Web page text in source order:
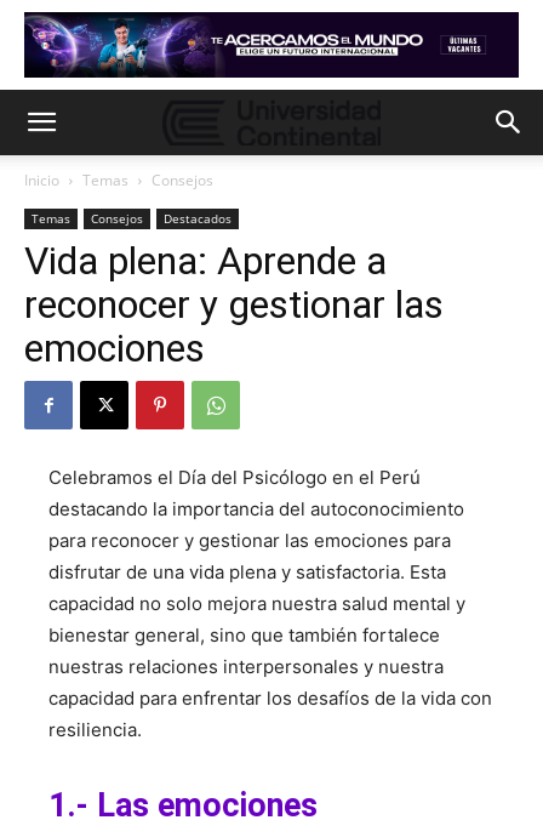
Inicio Temas Consejos
Temas Consejos Destacados
Vida plena: Aprende a
reconocer y gestionar las
emociones
Celebramos el Día del Psicólogo en el Perú
destacando la importancia del autoconocimiento
para reconocer y gestionar las emociones para
disfrutar de una vida plena y satisfactoria. Esta
capacidad no solo mejora nuestra salud mental y
bienestar general, sino que también fortalece
nuestras relaciones interpersonales y nuestra
capacidad para enfrentar los desafíos de la vida con
resiliencia.
1.- Las emociones